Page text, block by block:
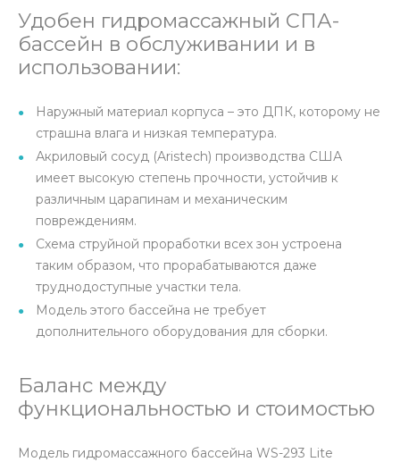
Удобен гидромассажный СПА-
бассейн в обслуживании и в
использовании:
Наружный материал корпуса – это ДПК, которому не
страшна влага и низкая температура.
Акриловый сосуд (Aristech) производства США
имеет высокую степень прочности, устойчив к
различным царапинам и механическим
повреждениям.
Схема струйной проработки всех зон устроена
таким образом, что прорабатываются даже
труднодоступные участки тела.
Модель этого бассейна не требует
дополнительного оборудования для сборки.
Баланс между
функциональностью и стоимостью
Модель гидромассажного бассейна WS-293 Lite